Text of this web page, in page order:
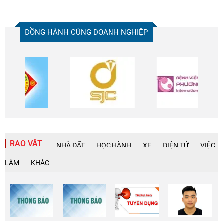
ĐỒNG HÀNH CÙNG DOANH NGHIỆP
RAO VẶT NHÀ ĐẤT HỌC HÀNH XE ĐIỆN TỬ VIỆC
LÀM KHÁC